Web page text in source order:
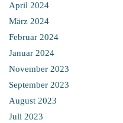
April 2024
März 2024
Februar 2024
Januar 2024
November 2023
September 2023
August 2023
Juli 2023